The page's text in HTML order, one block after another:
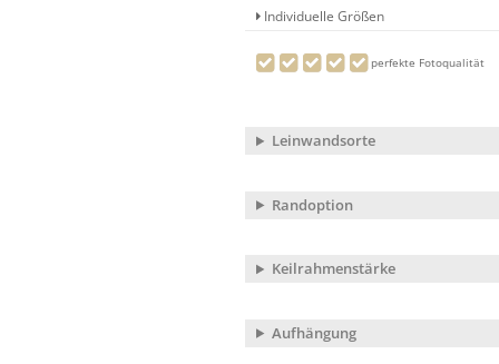
Individuelle Größen
perfekte Fotoqualität
Leinwandsorte
Randoption
Keilrahmenstärke
Aufhängung